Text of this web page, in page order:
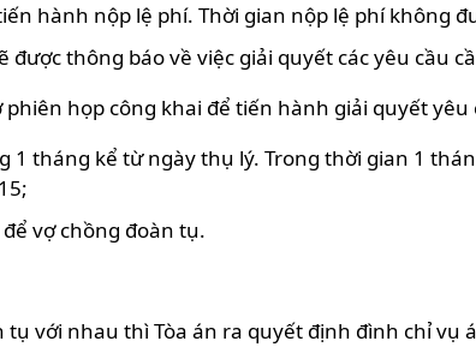
hành nộp lệ phí. Thời gian nộp lệ phí không
được thông báo về việc giải quyết các yêu cầu
họp công khai để tiến hành giải quyết
1 tháng kể từ ngày thụ lý. Trong thời gian 1
vợ chồng đoàn tụ.
với nhau thì Tòa án ra quyết định đình chỉ